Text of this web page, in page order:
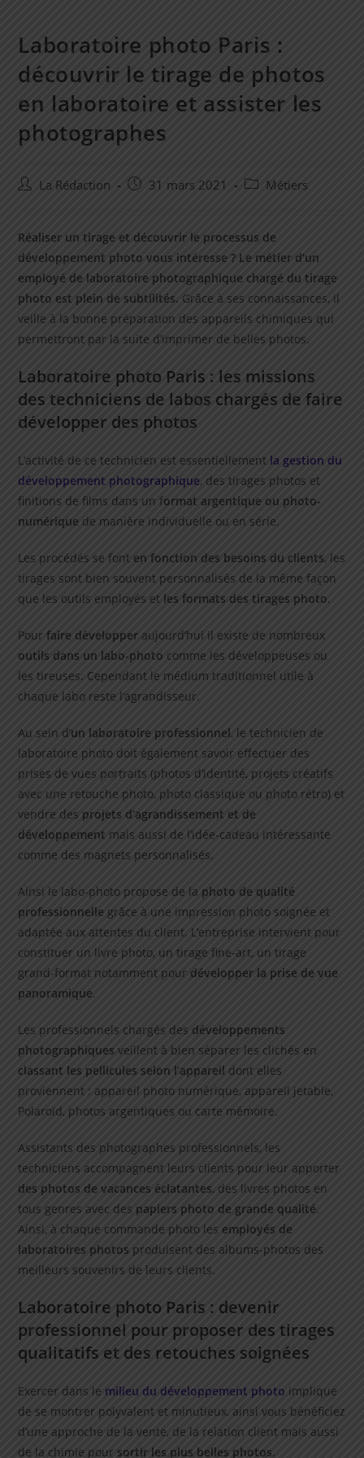
Laboratoire photo Paris :
découvrir le tirage de photos
en laboratoire et assister les
photographes
Auteur/autrice
publication :
La Rédaction
Post31 mars 2021
Post Métiers
Réaliser un tirage et découvrir le processus de
développement photo vous intéresse ? Le métier d’un
employé de laboratoire photographique chargé du tirage
photo est plein de subtilités. Grâce à ses connaissances, il
veille à la bonne préparation des appareils chimiques qui
permettront par la suite d’imprimer de belles photos.
Laboratoire photo Paris : les missions
des techniciens de labos chargés de faire
développer des photos
L’activité de ce technicien est essentiellement la gestion du
développement photographique, des tirages photos et
finitions de films dans un format argentique ou photo-
numérique de manière individuelle ou en série.
Les procédés se font en fonction des besoins du clients, les
tirages sont bien souvent personnalisés de la même façon
que les outils employés et les formats des tirages photo.
Pour faire développer aujourd’hui il existe de nombreux
outils dans un labo-photo comme les développeuses ou
les tireuses. Cependant le médium traditionnel utile à
chaque labo reste l’agrandisseur.
Au sein d’un laboratoire professionnel, le technicien de
laboratoire photo doit également savoir effectuer des
prises de vues portraits (photos d’identité, projets créatifs
avec une retouche photo, photo classique ou photo rétro) et
vendre des projets d’agrandissement et de
développement mais aussi de l’idée-cadeau intéressante
comme des magnets personnalisés.
Ainsi le labo-photo propose de la photo de qualité
professionnelle grâce à une impression photo soignée et
adaptée aux attentes du client. L’entreprise intervient pour
constituer un livre photo, un tirage fine-art, un tirage
grand-format notamment pour développer la prise de vue
panoramique.
Les professionnels chargés des développements
photographiques veillent à bien séparer les clichés en
classant les pellicules selon l’appareil dont elles
proviennent : appareil photo numérique, appareil jetable,
Polaroïd, photos argentiques ou carte mémoire.
Assistants des photographes professionnels, les
techniciens accompagnent leurs clients pour leur apporter
des photos de vacances éclatantes, des livres photos en
tous genres avec des papiers photo de grande qualité.
Ainsi, à chaque commande photo les employés de
laboratoires photos produisent des albums-photos des
meilleurs souvenirs de leurs clients.
Laboratoire photo Paris : devenir
professionnel pour proposer des tirages
qualitatifs et des retouches soignées
Exercer dans le milieu du développement photo implique
de se montrer polyvalent et minutieux, ainsi vous bénéficiez
d’une approche de la vente, de la relation client mais aussi
de la chimie pour sortir les plus belles photos.